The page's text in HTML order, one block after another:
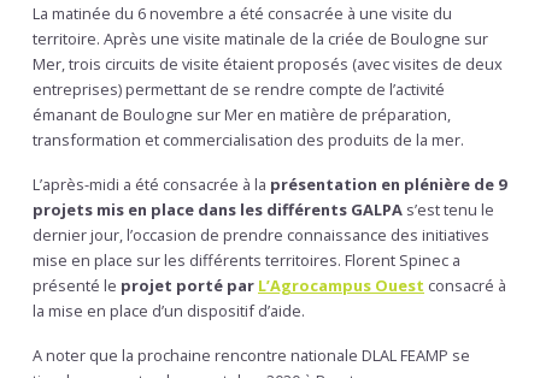
La matinée du 6 novembre a été consacrée à une visite du
territoire. Après une visite matinale de la criée de Boulogne sur
Mer, trois circuits de visite étaient proposés (avec visites de deux
entreprises) permettant de se rendre compte de l’activité
émanant de Boulogne sur Mer en matière de préparation,
transformation et commercialisation des produits de la mer.
L’après-midi a été consacrée à la présentation en plénière de 9
projets mis en place dans les différents GALPA s’est tenu le
dernier jour, l’occasion de prendre connaissance des initiatives
mise en place sur les différents territoires. Florent Spinec a
présenté le projet porté par L’Agrocampus Ouest consacré à
la mise en place d’un dispositif d’aide.
A noter que la prochaine rencontre nationale DLAL FEAMP se